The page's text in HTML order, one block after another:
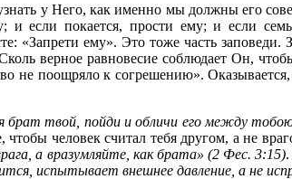
у Него, как именно мы должны его
если покается, прости ему; и если
«Запрети ему». Это тоже часть заповеди.
верное равновесие соблюдает Он,
не поощряло к согрешению».
твой, пойди и обличи его между
человек считал тебя другом, а не
а вразумляйте, как брата» (2 Фес. 3:15).
испытывает внешнее давление, а не